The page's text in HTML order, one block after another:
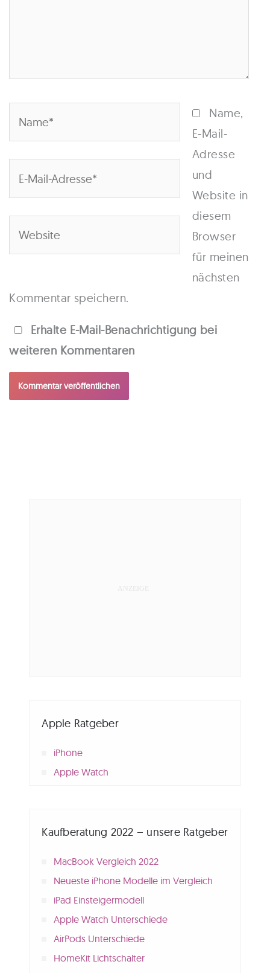
Name,
E-Mail-
Adresse
und
Website in
diesem
Browser
für meinen
nächsten
Kommentar speichern.
Erhalte E-Mail-Benachrichtigung bei
weiteren Kommentaren
Apple Ratgeber
iPhone
Apple Watch
Kaufberatung 2022 – unsere Ratgeber
MacBook Vergleich 2022
Neueste iPhone Modelle im Vergleich
iPad Einsteigermodell
Apple Watch Unterschiede
AirPods Unterschiede
HomeKit Lichtschalter